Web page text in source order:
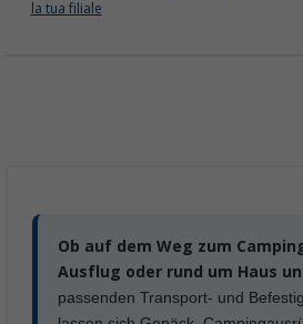
la tua filiale
Ob auf dem Weg zum
Ausflug oder rund um Haus
passenden Transport- und